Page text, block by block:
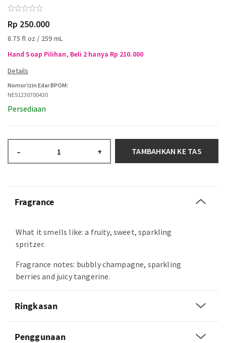
Rp 250.000
8.75 fl oz / 259 mL
Hand Soap Pilihan, Beli 2 hanya Rp 210.000
Nomor Izin Edar BPOM:
NE51230700430
Persediaan
– + TAMBAHKAN KE TAS
Fragrance
What it smells like: a fruity, sweet, sparkling
spritzer.
Fragrance notes: bubbly champagne, sparkling
berries and juicy tangerine.
Ringkasan
Penggunaan